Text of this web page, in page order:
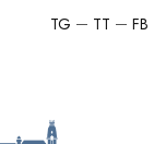
FB
TT
TG